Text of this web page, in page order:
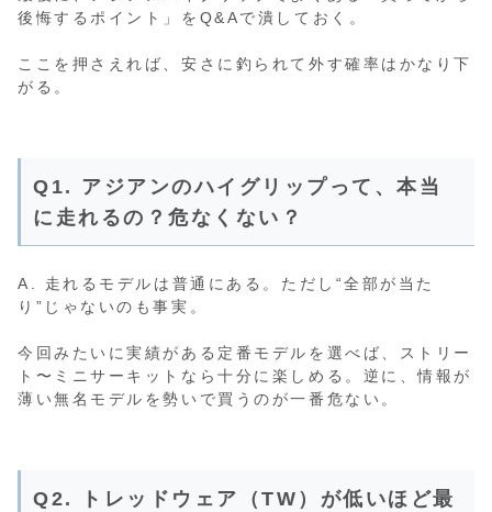
後悔するポイント」をQ&Aで潰しておく。
ここを押さえれば、安さに釣られて外す確率はかなり下
がる。
Q1. アジアンのハイグリップって、本当
に走れるの？危なくない？
A. 走れるモデルは普通にある。ただし“全部が当た
り”じゃないのも事実。
今回みたいに実績がある定番モデルを選べば、ストリー
ト〜ミニサーキットなら十分に楽しめる。逆に、情報が
薄い無名モデルを勢いで買うのが一番危ない。
Q2. トレッドウェア（TW）が低いほど最